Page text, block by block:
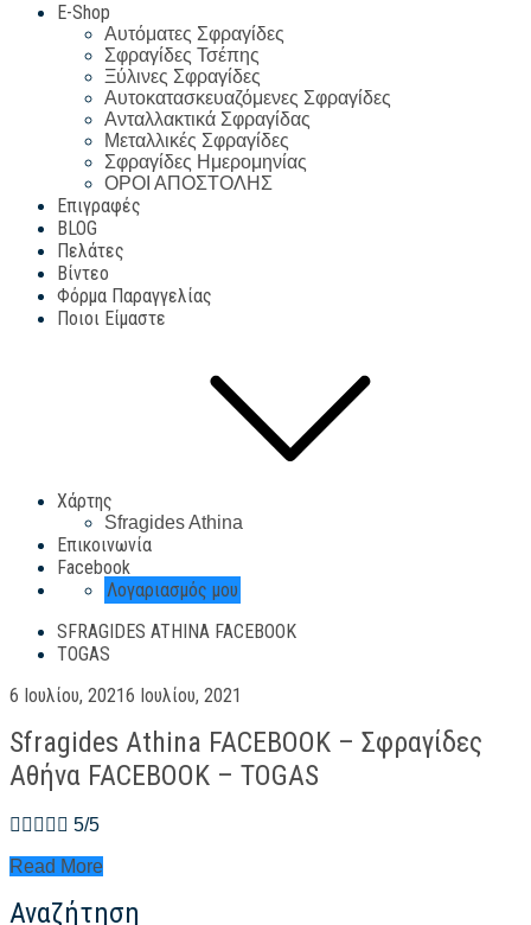
E-Shop
Αυτόματες Σφραγίδες
Σφραγίδες Τσέπης
Ξύλινες Σφραγίδες
Αυτοκατασκευαζόμενες Σφραγίδες
Ανταλλακτικά Σφραγίδας
Μεταλλικές Σφραγίδες
Σφραγίδες Ημερομηνίας
ΟΡΟΙ ΑΠΟΣΤΟΛΗΣ
Επιγραφές
BLOG
Πελάτες
Βίντεο
Φόρμα Παραγγελίας
Ποιοι Είμαστε
Χάρτης
Sfragides Athina
Επικοινωνία
Facebook
Λογαριασμός μου
SFRAGIDES ATHINA FACEBOOK
TOGAS
Posted
6 Ιουλίου, 20216 Ιουλίου, 2021
Sfragides Athina FACEBOOK – Σφραγίδες
Αθήνα FACEBOOK – TOGAS
 5/5
Sfragides
FACEBOOK
Read More
Αναζήτηση